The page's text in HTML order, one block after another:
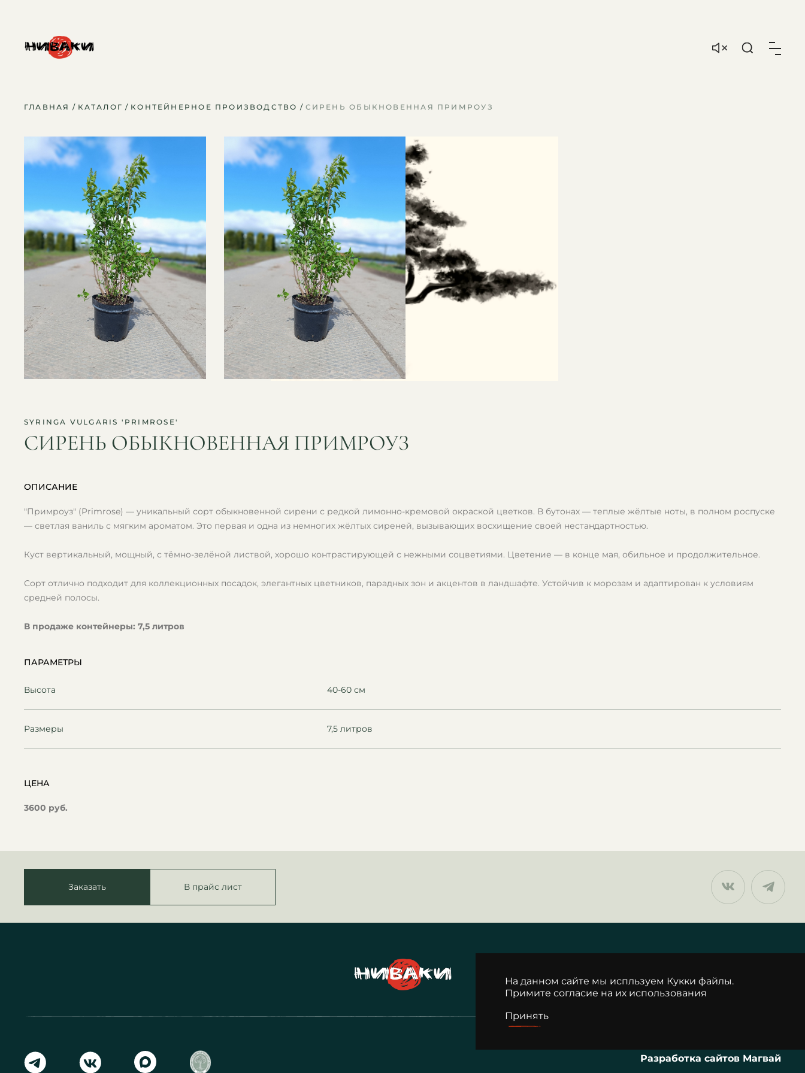
ГЛАВНАЯ КАТАЛОГ КОНТЕЙНЕРНОЕ ПРОИЗВОДСТВО СИРЕНЬ ОБЫКНОВЕННАЯ ПРИМРОУЗ
SYRINGA VULGARIS 'PRIMROSE'
СИРЕНЬ ОБЫКНОВЕННАЯ ПРИМРОУЗ
ОПИСАНИЕ
"Примроуз" (Primrose) — уникальный сорт обыкновенной сирени с редкой лимонно-кремовой окраской цветков. В бутонах — теплые жёлтые ноты, в полном роспуске
— светлая ваниль с мягким ароматом. Это первая и одна из немногих жёлтых сиреней, вызывающих восхищение своей нестандартностью.
Куст вертикальный, мощный, с тёмно-зелёной листвой, хорошо контрастирующей с нежными соцветиями. Цветение — в конце мая, обильное и продолжительное.
Сорт отлично подходит для коллекционных посадок, элегантных цветников, парадных зон и акцентов в ландшафте. Устойчив к морозам и адаптирован к условиям
средней полосы.
В продаже контейнеры: 7,5 литров
ПАРАМЕТРЫ
Высота 40-60 см
Размеры 7,5 литров
ЦЕНА
3600 руб.
Заказать В прайс лист
На данном сайте мы испльзуем Кукки файлы.
Примите согласие на их использования
Принять
Разработка сайтов Магвай